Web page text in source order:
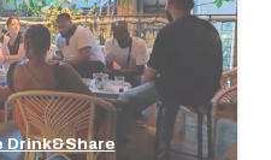
Drink&Share